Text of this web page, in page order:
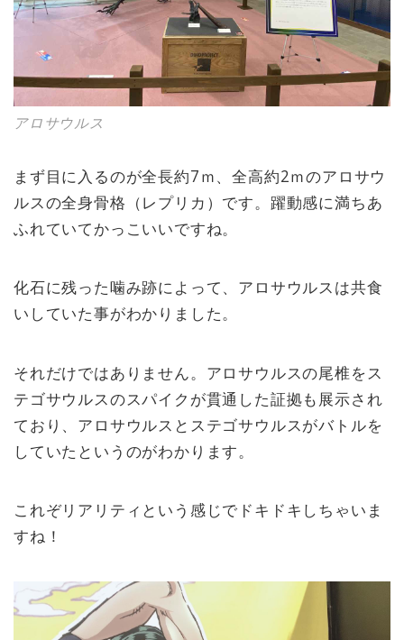
アロサウルス
まず目に入るのが全長約7ｍ、全高約2ｍのアロサウ
ルスの全身骨格（レプリカ）です。躍動感に満ちあ
ふれていてかっこいいですね。
化石に残った噛み跡によって、アロサウルスは共食
いしていた事がわかりました。
それだけではありません。アロサウルスの尾椎をス
テゴサウルスのスパイクが貫通した証拠も展示され
ており、アロサウルスとステゴサウルスがバトルを
していたというのがわかります。
これぞリアリティという感じでドキドキしちゃいま
すね！